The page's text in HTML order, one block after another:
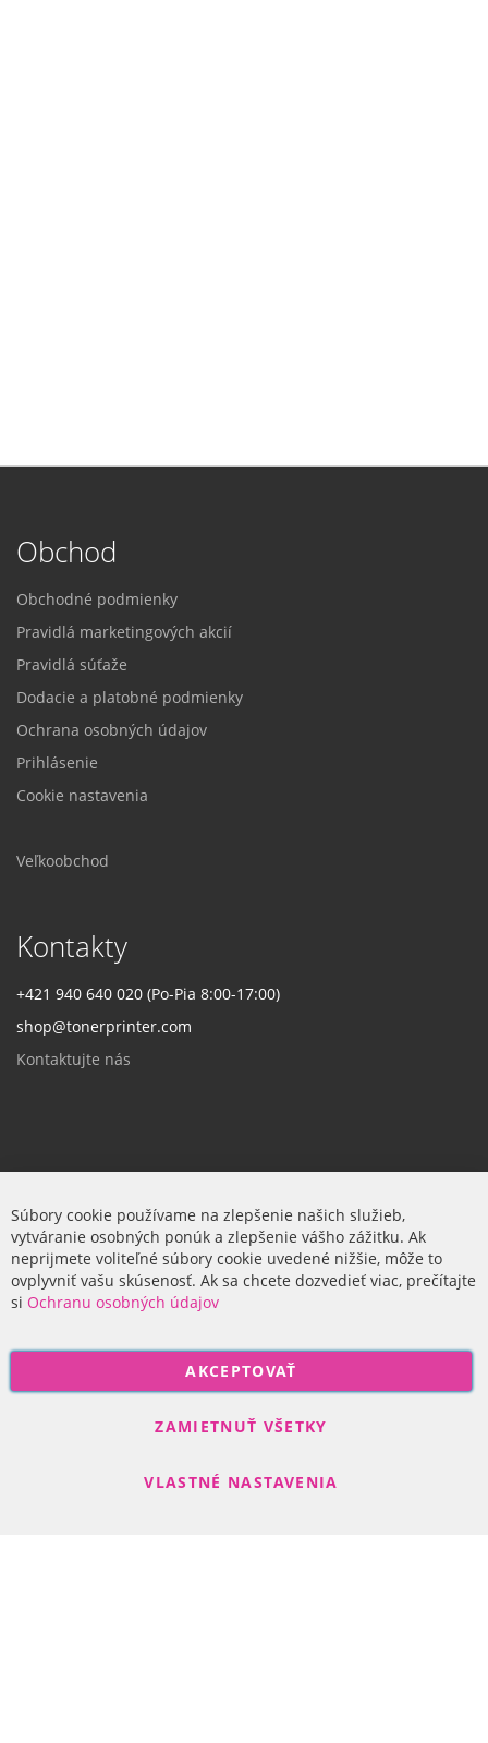
Obchod
Obchodné podmienky
Pravidlá marketingových akcií
Pravidlá súťaže
Dodacie a platobné podmienky
Ochrana osobných údajov
Prihlásenie
Cookie nastavenia
Veľkoobchod
Kontakty
+421 940 640 020 (Po-Pia 8:00-17:00)
shop@tonerprinter.com
Kontaktujte nás
Firma
O nás
P
Súbory cookie používame na zlepšenie našich služieb,
vytváranie osobných ponúk a zlepšenie vášho zážitku. Ak
neprijmete voliteľné súbory cookie uvedené nižšie, môže to
ovplyvniť vašu skúsenosť. Ak sa chcete dozvedieť viac, prečítajte
si Ochranu osobných údajov
AKCEPTOVAŤ
ZAMIETNUŤ VŠETKY
VLASTNÉ NASTAVENIA